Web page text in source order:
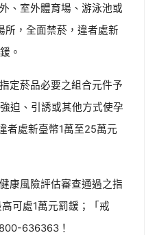
、室外體育場、游泳池或
所，全面禁菸，違者處新
。
定菸品必要之組合元件予
迫、引誘或其他方式使孕
者處新臺幣1萬至25萬元
康風險評估審查通過之指
可處1萬元罰鍰；「戒
636363！